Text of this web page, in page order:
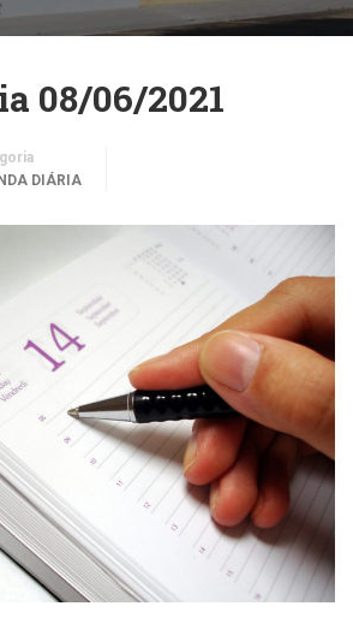
08/06/2021
DIÁRIA